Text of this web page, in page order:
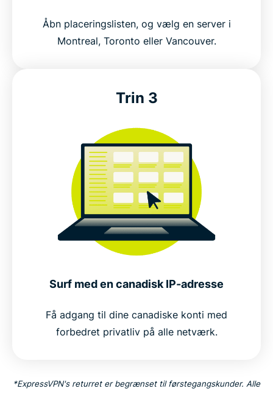
Hvorfor bruge en VPN i Canada?
beskytte dit privatliv
Opret forbindelse til sikre VPN-servere i Canada
Populære VPN-serverplaceringer for canadiske
Ofte stillede spørgsmål om VPN til Canada
Åbn placeringslisten, og vælg en server i
Montreal, Toronto eller Vancouver.
Trin 3
Surf med en canadisk IP-adresse
Få adgang til dine canadiske konti med
forbedret privatliv på alle netværk.
*ExpressVPN's returret er begrænset til førstegangskunder. Alle